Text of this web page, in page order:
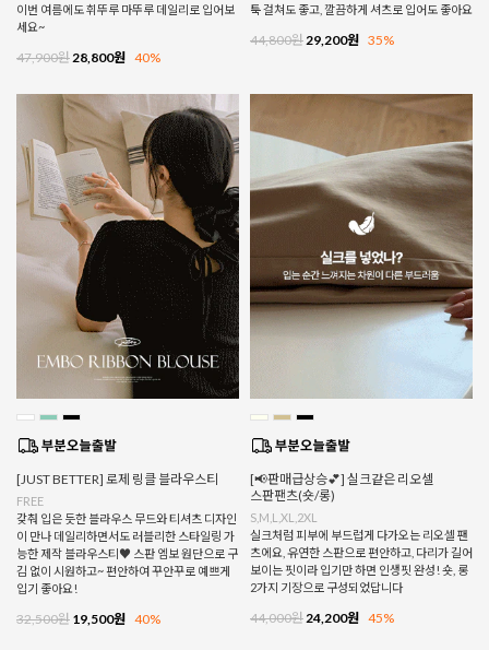
이번 여름에도 휘뚜루 마뚜루 데일리로 입어보
세요~
47,900원 28,800원 40%
툭 걸쳐도 좋고, 깔끔하게 셔츠로 입어도 좋아요
44,800원 29,200원 35%
[JUST BETTER] 로제 링클 블라우스티
FREE
갖춰 입은 듯한 블라우스 무드와 티셔츠 디자인
이 만나 데일리하면서도 러블리한 스타일링 가
능한 제작 블라우스티♥ 스판 엠보 원단으로 구
김 없이 시원하고~ 편안하여 꾸안꾸로 예쁘게
입기 좋아요!
32,500원 19,500원 40%
[📢판매급상승💕] 실크같은 리오셀
스판팬츠(숏/롱)
S,M,L,XL,2XL
실크처럼 피부에 부드럽게 다가오는 리오셀 팬
츠에요, 유연한 스판으로 편안하고, 다리가 길어
보이는 핏이라 입기만 하면 인생핏 완성! 숏, 롱
2가지 기장으로 구성되었답니다
44,000원 24,200원 45%